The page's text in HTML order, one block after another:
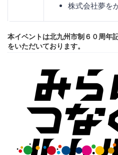
株式会社夢を
本イベントは北九州市制６０周年
をいただいております。